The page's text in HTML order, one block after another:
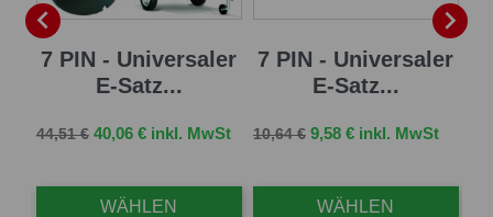

7 PIN - Universaler
E-Satz...
Verkaufspreis
44,51 € Preis
40,06 € inkl. MwSt
WÄHLEN
7 PIN - Universaler
E-Satz...
Verkaufspreis
10,64 € Preis
9,58 € inkl. MwSt
WÄHLEN
